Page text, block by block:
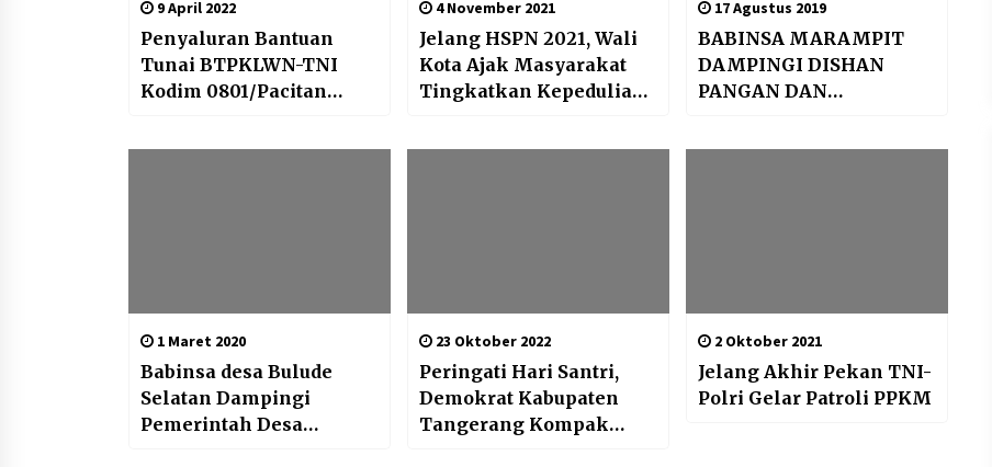
9 April 2022
Penyaluran Bantuan
Tunai BTPKLWN-TNI
Kodim 0801/Pacitan
4 November 2021
Jelang HSPN 2021, Wali
Kota Ajak Masyarakat
Tingkatkan Kepedulian
Satwa
17 Agustus 2019
BABINSA MARAMPIT
DAMPINGI DISHAN
PANGAN DAN
KEPULAUAN TALAUD
1 Maret 2020
Babinsa desa Bulude
Selatan Dampingi
Pemerintah Desa
23 Oktober 2022
Peringati Hari Santri,
Demokrat Kabupaten
Tangerang Kompak
2 Oktober 2021
Jelang Akhir Pekan TNI-
Polri Gelar Patroli PPKM